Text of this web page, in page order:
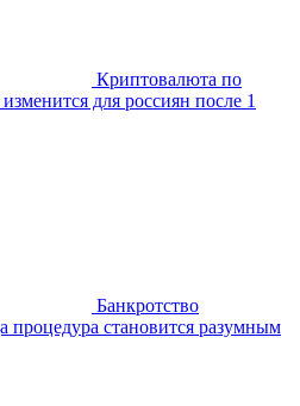
Криптовалюта по
для россиян после 1
Банкротство
процедура становится разумным